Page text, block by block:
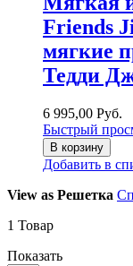
Friends
мягкие
Тедди
6 995,00 Руб.
Быстрый
В корзину
Добавить в
View as Решетка
1 Товар
Показать